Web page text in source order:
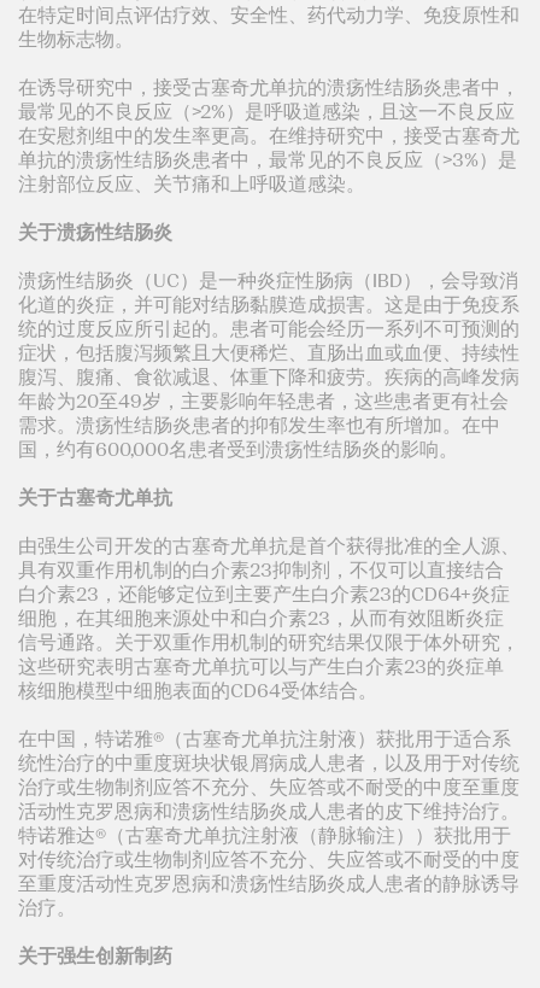
在特定时间点评估疗效、安全性、药代动力学、免疫原性和
生物标志物。
在诱导研究中，接受古塞奇尤单抗的溃疡性结肠炎患者中，
最常见的不良反应（>2%）是呼吸道感染，且这一不良反应
在安慰剂组中的发生率更高。在维持研究中，接受古塞奇尤
单抗的溃疡性结肠炎患者中，最常见的不良反应（>3%）是
注射部位反应、关节痛和上呼吸道感染。
关于溃疡性结肠炎
溃疡性结肠炎（UC）是一种炎症性肠病（IBD），会导致消
化道的炎症，并可能对结肠黏膜造成损害。这是由于免疫系
统的过度反应所引起的。患者可能会经历一系列不可预测的
症状，包括腹泻频繁且大便稀烂、直肠出血或血便、持续性
腹泻、腹痛、食欲减退、体重下降和疲劳。疾病的高峰发病
年龄为20至49岁，主要影响年轻患者，这些患者更有社会
需求。溃疡性结肠炎患者的抑郁发生率也有所增加。在中
国，约有600,000名患者受到溃疡性结肠炎的影响。
关于古塞奇尤单抗
由强生公司开发的古塞奇尤单抗是首个获得批准的全人源、
具有双重作用机制的白介素23抑制剂，不仅可以直接结合
白介素23，还能够定位到主要产生白介素23的CD64+炎症
细胞，在其细胞来源处中和白介素23，从而有效阻断炎症
信号通路。关于双重作用机制的研究结果仅限于体外研究，
这些研究表明古塞奇尤单抗可以与产生白介素23的炎症单
核细胞模型中细胞表面的CD64受体结合。
在中国，特诺雅®（古塞奇尤单抗注射液）获批用于适合系
统性治疗的中重度斑块状银屑病成人患者，以及用于对传统
治疗或生物制剂应答不充分、失应答或不耐受的中度至重度
活动性克罗恩病和溃疡性结肠炎成人患者的皮下维持治疗。
特诺雅达®（古塞奇尤单抗注射液（静脉输注））获批用于
对传统治疗或生物制剂应答不充分、失应答或不耐受的中度
至重度活动性克罗恩病和溃疡性结肠炎成人患者的静脉诱导
治疗。
关于强生创新制药